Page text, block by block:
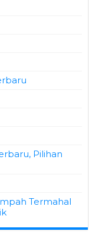
Pilihan
Termahal